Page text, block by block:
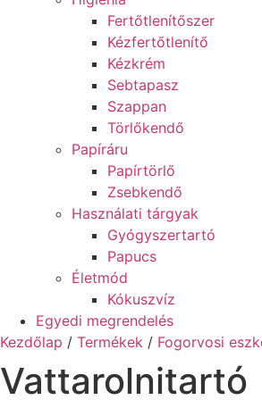
Fertőtlenítőszer
Kézfertőtlenítő
Kézkrém
Sebtapasz
Szappan
Törlőkendő
Papíráru
Papírtörlő
Zsebkendő
Használati tárgyak
Gyógyszertartó
Papucs
Életmód
Kókuszvíz
Egyedi megrendelés
Kezdőlap / Termékek / Fogorvosi
Vattarolnitartó